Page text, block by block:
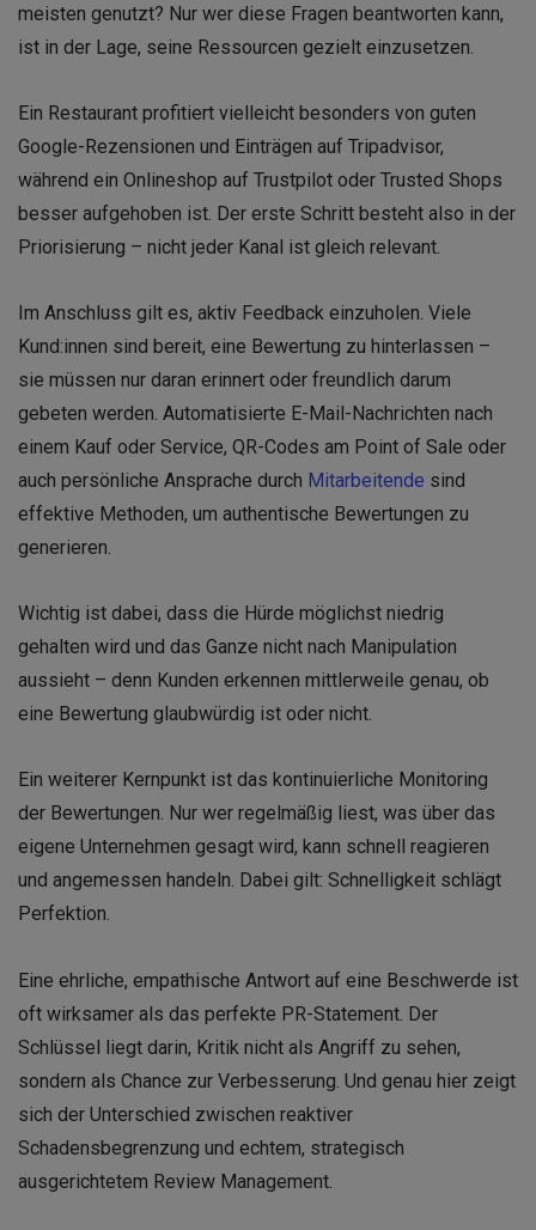
meisten genutzt? Nur wer diese Fragen beantworten kann,
ist in der Lage, seine Ressourcen gezielt einzusetzen.
Ein Restaurant profitiert vielleicht besonders von guten
Google-Rezensionen und Einträgen auf Tripadvisor,
während ein Onlineshop auf Trustpilot oder Trusted Shops
besser aufgehoben ist. Der erste Schritt besteht also in der
Priorisierung – nicht jeder Kanal ist gleich relevant.
Im Anschluss gilt es, aktiv Feedback einzuholen. Viele
Kund:innen sind bereit, eine Bewertung zu hinterlassen –
sie müssen nur daran erinnert oder freundlich darum
gebeten werden. Automatisierte E-Mail-Nachrichten nach
einem Kauf oder Service, QR-Codes am Point of Sale oder
auch persönliche Ansprache durch Mitarbeitende sind
effektive Methoden, um authentische Bewertungen zu
generieren.
Wichtig ist dabei, dass die Hürde möglichst niedrig
gehalten wird und das Ganze nicht nach Manipulation
aussieht – denn Kunden erkennen mittlerweile genau, ob
eine Bewertung glaubwürdig ist oder nicht.
Ein weiterer Kernpunkt ist das kontinuierliche Monitoring
der Bewertungen. Nur wer regelmäßig liest, was über das
eigene Unternehmen gesagt wird, kann schnell reagieren
und angemessen handeln. Dabei gilt: Schnelligkeit schlägt
Perfektion.
Eine ehrliche, empathische Antwort auf eine Beschwerde ist
oft wirksamer als das perfekte PR-Statement. Der
Schlüssel liegt darin, Kritik nicht als Angriff zu sehen,
sondern als Chance zur Verbesserung. Und genau hier zeigt
sich der Unterschied zwischen reaktiver
Schadensbegrenzung und echtem, strategisch
ausgerichtetem Review Management.